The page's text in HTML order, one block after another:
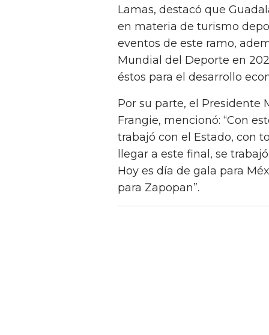
Lamas, destacó que
en materia de turismo
eventos de este ramo,
Mundial del Deporte en
éstos para el desarrollo
Por su parte, el Presidente
Frangie, mencionó: “Con
trabajó con el Estado, con
llegar a este final, se
Hoy es día de gala para
para Zapopan”.